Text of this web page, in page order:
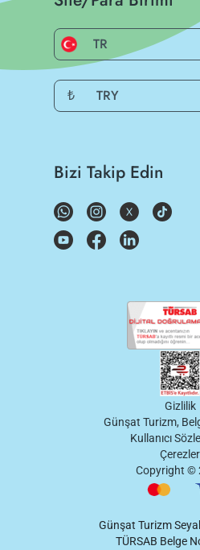
TR
₺ TRY
Bizi Takip Edin
Gizlilik
Günşat Turizm,
Kullanıcı
Çerezler
Copyright ©
Günşat Turizm
TÜRSAB Belge